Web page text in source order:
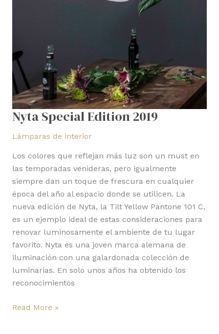
Nyta Special Edition 2019
Lámparas de interior
Los colores que reflejan más luz son un must en
las temporadas venideras, pero igualmente
siempre dan un toque de frescura en cualquier
época del año al espacio donde se utilicen. La
nueva edición de Nyta, la Tilt Yellow Pantone 101 C,
es un ejemplo ideal de estas consideraciones para
renovar luminosamente el ambiente de tu lugar
favorito. Nyta es una joven marca alemana de
iluminación con una galardonada colección de
luminarias. En solo unos años ha obtenido los
reconocimientos
Read More »